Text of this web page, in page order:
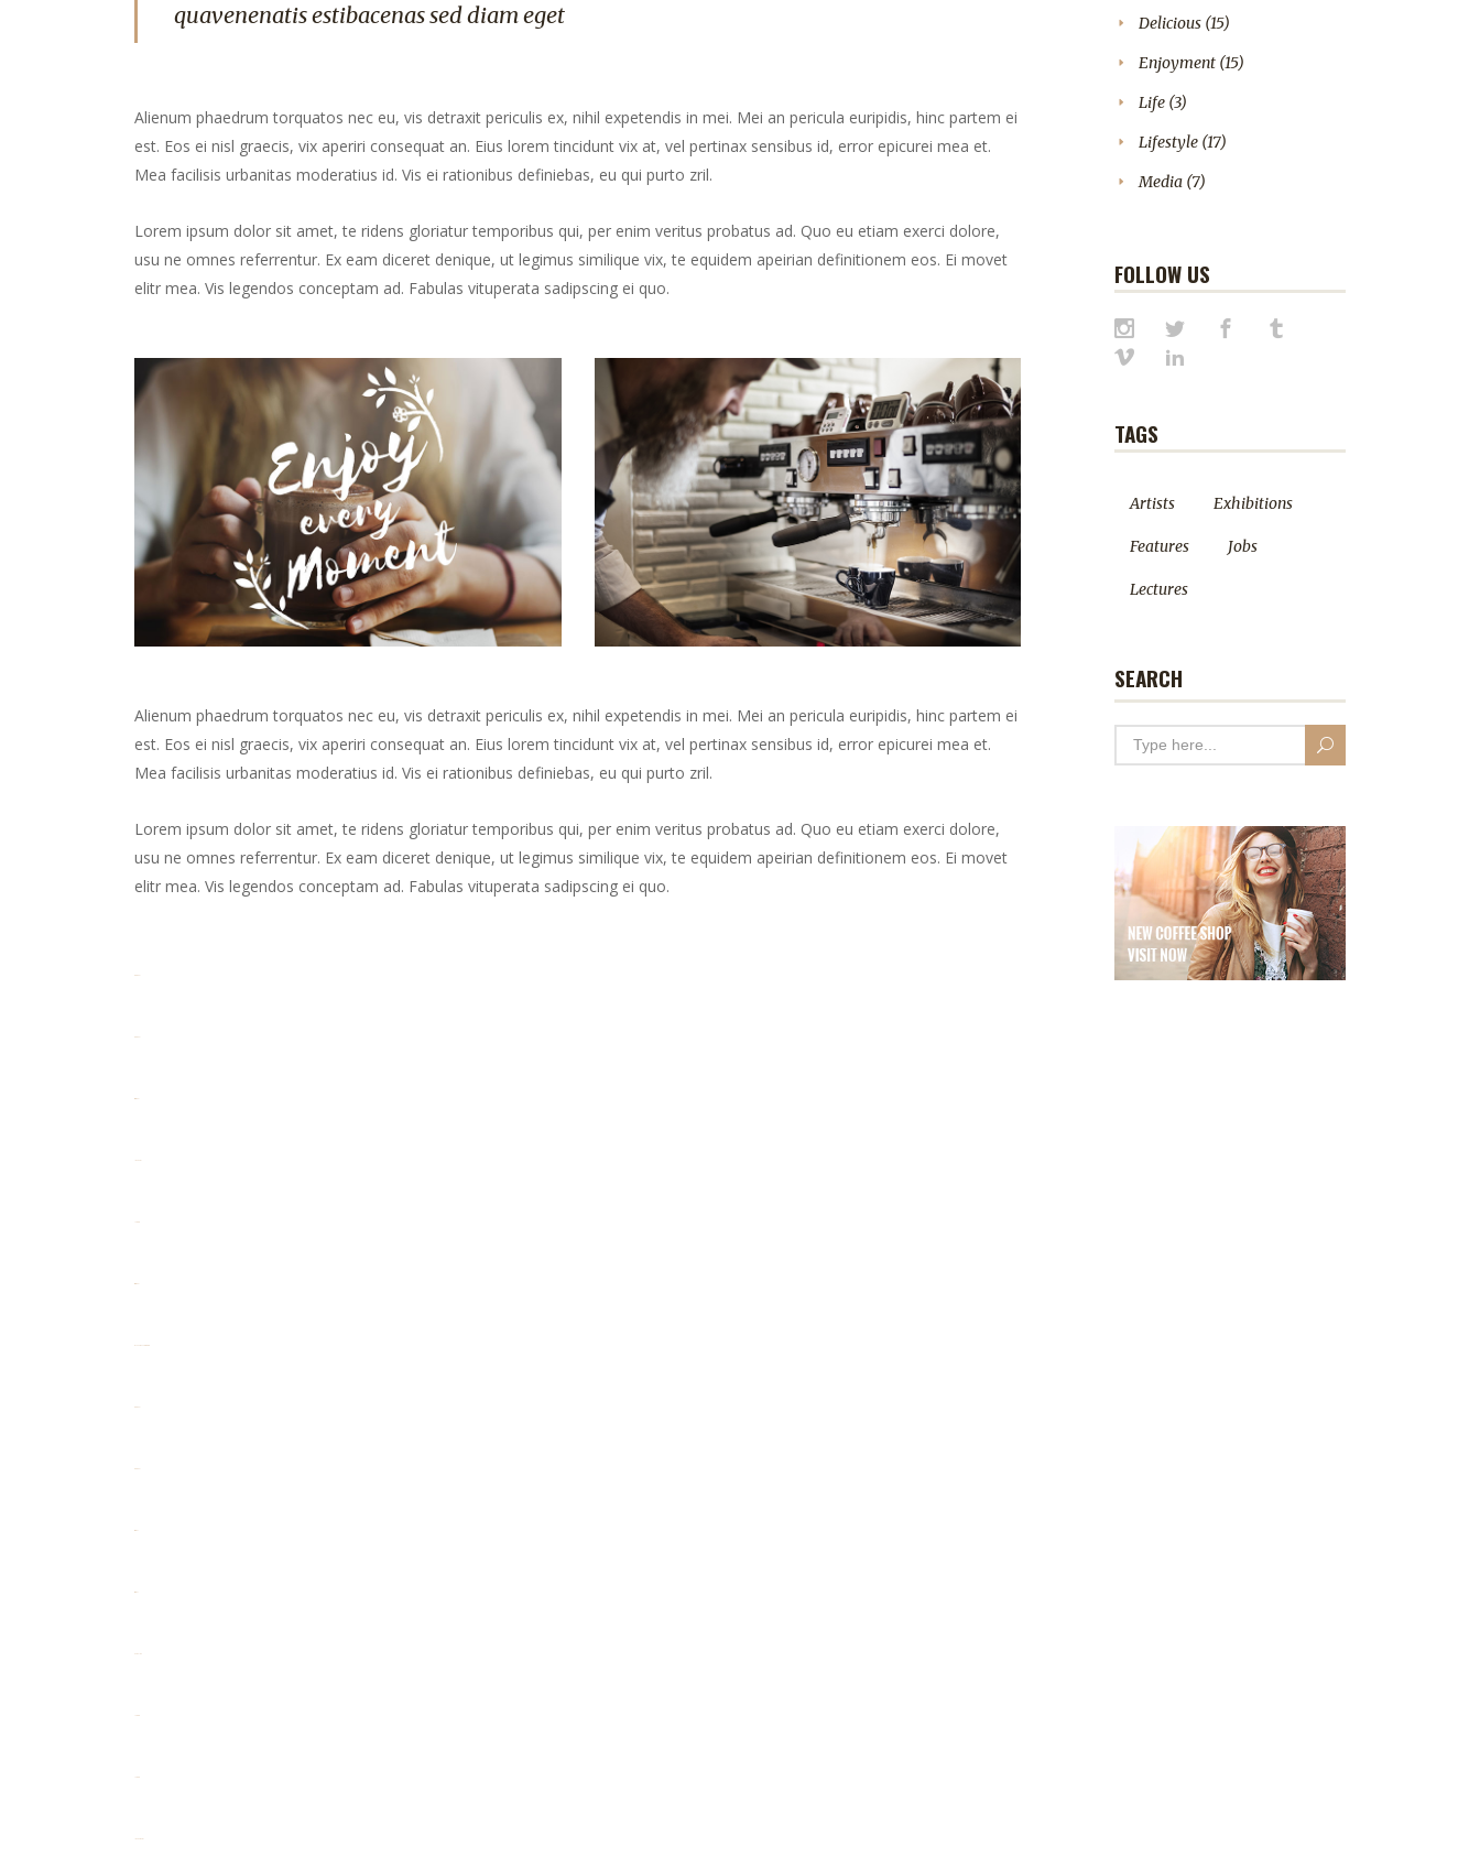
quavenenatis estibacenas sed diam eget
Alienum phaedrum torquatos nec eu, vis detraxit periculis ex, nihil expetendis in mei. Mei an pericula euripidis, hinc partem ei
est. Eos ei nisl graecis, vix aperiri consequat an. Eius lorem tincidunt vix at, vel pertinax sensibus id, error epicurei mea et.
Mea facilisis urbanitas moderatius id. Vis ei rationibus definiebas, eu qui purto zril.
Lorem ipsum dolor sit amet, te ridens gloriatur temporibus qui, per enim veritus probatus ad. Quo eu etiam exerci dolore,
usu ne omnes referrentur. Ex eam diceret denique, ut legimus similique vix, te equidem apeirian definitionem eos. Ei movet
elitr mea. Vis legendos conceptam ad. Fabulas vituperata sadipscing ei quo.
Alienum phaedrum torquatos nec eu, vis detraxit periculis ex, nihil expetendis in mei. Mei an pericula euripidis, hinc partem ei
est. Eos ei nisl graecis, vix aperiri consequat an. Eius lorem tincidunt vix at, vel pertinax sensibus id, error epicurei mea et.
Mea facilisis urbanitas moderatius id. Vis ei rationibus definiebas, eu qui purto zril.
Lorem ipsum dolor sit amet, te ridens gloriatur temporibus qui, per enim veritus probatus ad. Quo eu etiam exerci dolore,
usu ne omnes referrentur. Ex eam diceret denique, ut legimus similique vix, te equidem apeirian definitionem eos. Ei movet
elitr mea. Vis legendos conceptam ad. Fabulas vituperata sadipscing ei quo.
Delicious (15)
Enjoyment (15)
Life (3)
Lifestyle (17)
Media (7)
FOLLOW US
TAGS
Artists Exhibitions
Features Jobs
Lectures
SEARCH